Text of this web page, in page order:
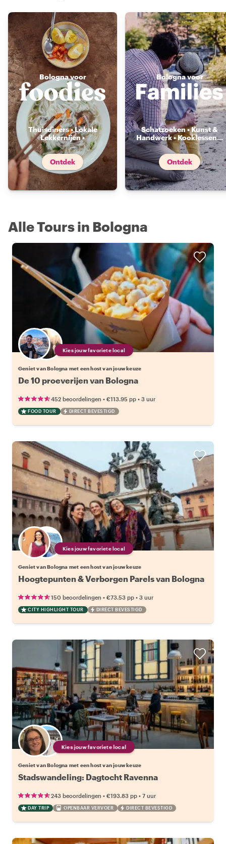
Bologna voor
Thuisdiners • Lokale
Lekkernijen •
Voedselmarkten...
Ontdek
Bologna voor
Schatzoeken • Kunst &
Handwerk • Kooklessen...
Ontdek
Alle Tours in Bologna
Kies jouw favoriete local
Geniet van Bologna met een host van jouw keuze
De 10 proeverijen van Bologna
452 beoordelingen • €113.95 pp • 3 uur
FOOD TOUR DIRECT BEVESTIGD
Kies jouw favoriete local
Geniet van Bologna met een host van jouw keuze
Hoogtepunten & Verborgen Parels van Bologna
150 beoordelingen • €73.53 pp • 3 uur
CITY HIGHLIGHT TOUR DIRECT BEVESTIGD
Kies jouw favoriete local
Geniet van Bologna met een host van jouw keuze
Stadswandeling: Dagtocht Ravenna
243 beoordelingen • €193.83 pp • 7 uur
DAY TRIP OPENBAAR VERVOER DIRECT BEVESTIGD